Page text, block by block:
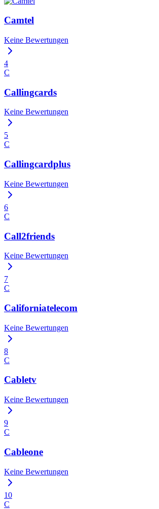
Camtel
Keine Bewertungen
4
C
Callingcards
Keine Bewertungen
5
C
Callingcardplus
Keine Bewertungen
6
C
Call2friends
Keine Bewertungen
7
C
Californiatelecom
Keine Bewertungen
8
C
Cabletv
Keine Bewertungen
9
C
Cableone
Keine Bewertungen
10
C